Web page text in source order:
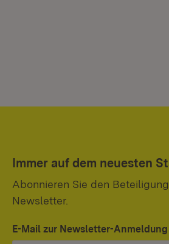
Immer auf dem neuesten
Abonnieren Sie den
Newsletter.
E-Mail zur Newsletter-Anmeldung